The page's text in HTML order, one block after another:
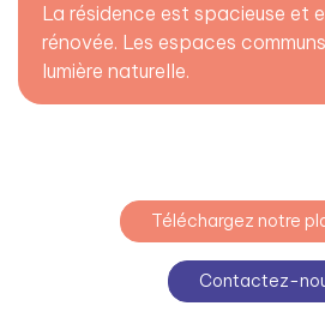
La résidence est spacieuse et
rénovée. Les espaces
lumière naturelle.
Téléchargez notre
Contactez-